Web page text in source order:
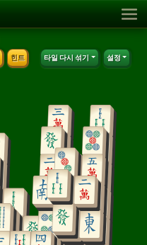
힌트 타일 다시 섞기 설정